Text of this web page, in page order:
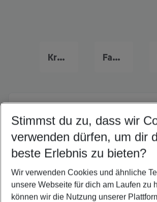
Kroatien Familienurlaub Familienurlaub Deutschland
Quicklinks
Pauschalreisen Tschechische
Flug & Hotel Tschechische Republik
Frübucher Angebote
Last Minute Tschechische Republik
Stimmst du zu, dass wir
verwenden dürfen, um dir
beste Erlebnis zu bieten?
Wir verwenden Cookies und ähnliche
unsere Webseite für dich am Laufen zu
können wir die Nutzung unserer